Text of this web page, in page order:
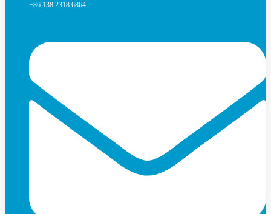
+86 138 2318 6864